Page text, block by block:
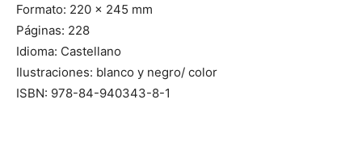
Formato: 220 x 245 mm
Páginas: 228
Idioma: Castellano
Ilustraciones: blanco y negro/ color
ISBN: 978-84-940343-8-1